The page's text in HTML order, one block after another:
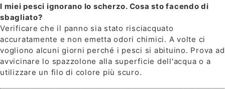
I miei pesci ignorano lo scherzo. Cosa sto facendo di
sbagliato?
Verificare che il panno sia stato risciacquato
accuratamente e non emetta odori chimici. A volte ci
vogliono alcuni giorni perché i pesci si abituino. Prova ad
avvicinare lo spazzolone alla superficie dell'acqua o a
utilizzare un filo di colore più scuro.